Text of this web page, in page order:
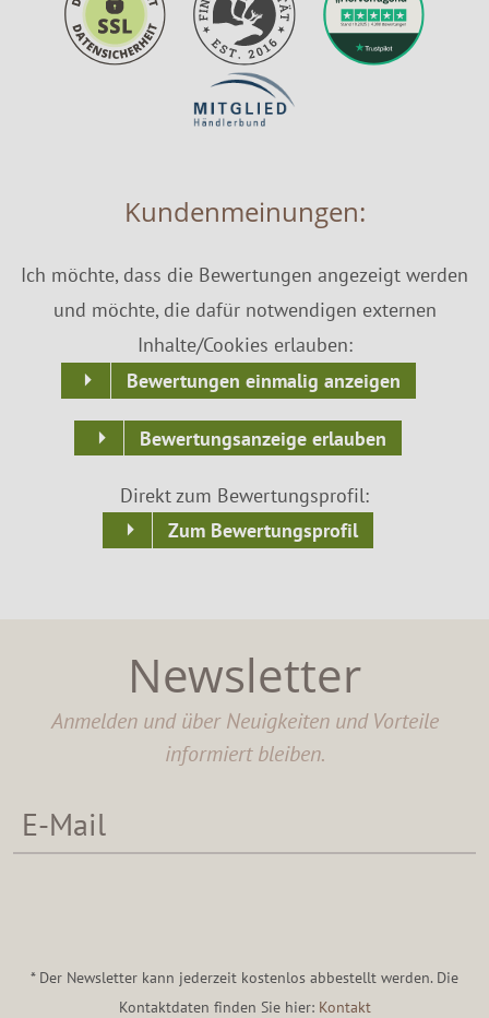
Kundenmeinungen:
Ich möchte, dass die Bewertungen angezeigt werden
und möchte, die dafür notwendigen externen
Inhalte/Cookies erlauben:
Bewertungen einmalig anzeigen
Bewertungsanzeige erlauben
Direkt zum Bewertungsprofil:
Zum Bewertungsprofil
Newsletter
Anmelden und über Neuigkeiten und Vorteile
informiert bleiben.
* Der Newsletter kann jederzeit kostenlos abbestellt werden. Die
Kontaktdaten finden Sie hier: Kontakt